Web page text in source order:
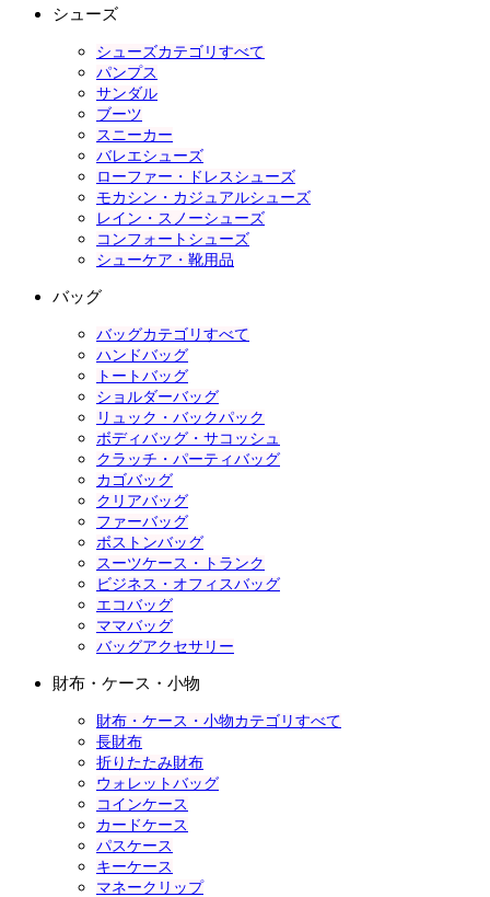
シューズ
シューズカテゴリすべて
パンプス
サンダル
ブーツ
スニーカー
バレエシューズ
ローファー・ドレスシューズ
モカシン・カジュアルシューズ
レイン・スノーシューズ
コンフォートシューズ
シューケア・靴用品
バッグ
バッグカテゴリすべて
ハンドバッグ
トートバッグ
ショルダーバッグ
リュック・バックパック
ボディバッグ・サコッシュ
クラッチ・パーティバッグ
カゴバッグ
クリアバッグ
ファーバッグ
ボストンバッグ
スーツケース・トランク
ビジネス・オフィスバッグ
エコバッグ
ママバッグ
バッグアクセサリー
財布・ケース・小物
財布・ケース・小物カテゴリすべて
長財布
折りたたみ財布
ウォレットバッグ
コインケース
カードケース
パスケース
キーケース
マネークリップ